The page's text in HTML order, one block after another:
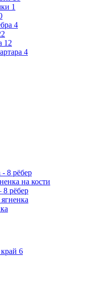
1
4
12
4
8 рёбер
на кости
8 рёбер
6